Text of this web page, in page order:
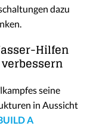
dazu
Hilfen
seine
in Aussicht
A